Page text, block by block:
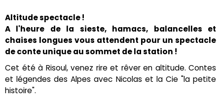
Altitude spectacle !
A l'heure de la sieste, hamacs, balancelles et
chaises longues vous attendent pour un spectacle
de conte unique au sommet de la station !
Cet été à Risoul, venez rire et rêver en altitude. Contes
et légendes des Alpes avec Nicolas et la Cie "la petite
histoire".